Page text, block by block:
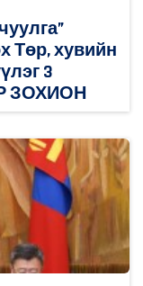
Төр, хувийн
3
ЗОХИОН
0